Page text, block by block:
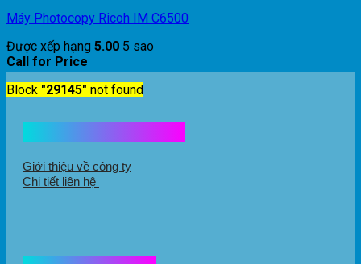
Máy Photocopy Ricoh IM C6500
Được xếp hạng 5.00 5 sao
Call for Price
Block "29145" not found
Giới thiệu về công ty
Chi tiết liên hệ